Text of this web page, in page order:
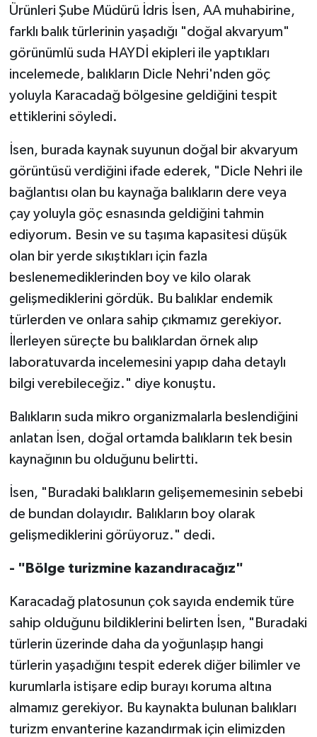
Ürünleri Şube Müdürü İdris İsen, AA muhabirine,
farklı balık türlerinin yaşadığı "doğal akvaryum"
görünümlü suda HAYDİ ekipleri ile yaptıkları
incelemede, balıkların Dicle Nehri'nden göç
yoluyla Karacadağ bölgesine geldiğini tespit
ettiklerini söyledi.
İsen, burada kaynak suyunun doğal bir akvaryum
görüntüsü verdiğini ifade ederek, "Dicle Nehri ile
bağlantısı olan bu kaynağa balıkların dere veya
çay yoluyla göç esnasında geldiğini tahmin
ediyorum. Besin ve su taşıma kapasitesi düşük
olan bir yerde sıkıştıkları için fazla
beslenemediklerinden boy ve kilo olarak
gelişmediklerini gördük. Bu balıklar endemik
türlerden ve onlara sahip çıkmamız gerekiyor.
İlerleyen süreçte bu balıklardan örnek alıp
laboratuvarda incelemesini yapıp daha detaylı
bilgi verebileceğiz." diye konuştu.
Balıkların suda mikro organizmalarla beslendiğini
anlatan İsen, doğal ortamda balıkların tek besin
kaynağının bu olduğunu belirtti.
İsen, "Buradaki balıkların gelişememesinin sebebi
de bundan dolayıdır. Balıkların boy olarak
gelişmediklerini görüyoruz." dedi.
- "Bölge turizmine kazandıracağız"
Karacadağ platosunun çok sayıda endemik türe
sahip olduğunu bildiklerini belirten İsen, "Buradaki
türlerin üzerinde daha da yoğunlaşıp hangi
türlerin yaşadığını tespit ederek diğer bilimler ve
kurumlarla istişare edip burayı koruma altına
almamız gerekiyor. Bu kaynakta bulunan balıkları
turizm envanterine kazandırmak için elimizden
Elazığ Müftülüğü
Erzincan Müftülüğü
Erzurum Müftülüğü
Eskişehir Müftülüğü
Gaziantep Müftülüğü
Giresun Müftülüğü
Gümüşhane Müftülüğü
Hatay Müftülüğü
Iğdır Müftülüğü
İstanbul Müftülüğü
İzmir Müftülüğü
Kahramanmaraş Müftülüğü
Karabük Müftülüğü
Karaman Müftülüğü
Kars Müftülüğü
Kastamonu Müftülüğü
Kayseri Müftülüğü